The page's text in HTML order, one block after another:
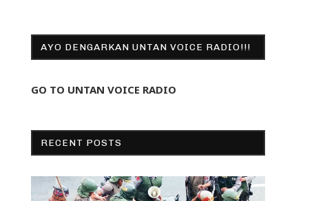
AYO DENGARKAN UNTAN VOICE RADIO!!!
GO TO UNTAN VOICE RADIO
RECENT POSTS